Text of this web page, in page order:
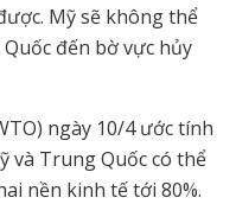
Mỹ sẽ không thể
đến bờ vực hủy
ngày 10/4 ước tính
và Trung Quốc có thể
nền kinh tế tới 80%.